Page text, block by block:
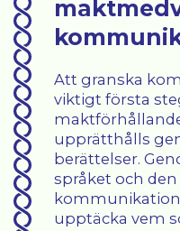
Att granska
viktigt första
upprätthålls
berättelser.
språket och den
upptäcka vem